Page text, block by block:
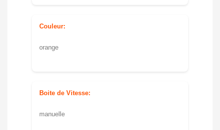
Couleur:
orange
Boite de Vitesse:
manuelle